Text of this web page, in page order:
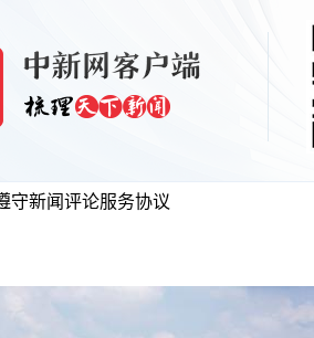
守新闻评论服务协议